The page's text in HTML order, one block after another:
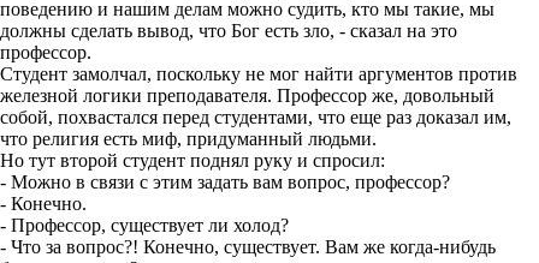
поведению и нашим делам можно судить, кто мы такие, мы
должны сделать вывод, что Бог есть зло, - сказал на это
профессор.
Студент замолчал, поскольку не мог найти аргументов против
железной логики преподавателя. Профессор же, довольный
собой, похвастался перед студентами, что еще раз доказал им,
что религия есть миф, придуманный людьми.
Но тут второй студент поднял руку и спросил:
- Можно в связи с этим задать вам вопрос, профессор?
- Конечно.
- Профессор, существует ли холод?
- Что за вопрос?! Конечно, существует. Вам же когда-нибудь